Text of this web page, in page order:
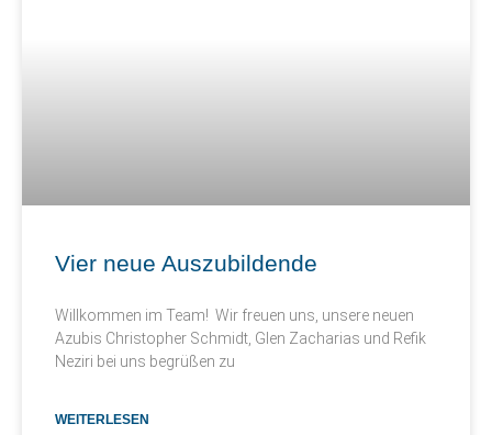
Vier neue Auszubildende
Willkommen im Team! Wir freuen uns, unsere neuen
Azubis Christopher Schmidt, Glen Zacharias und Refik
Neziri bei uns begrüßen zu
WEITERLESEN